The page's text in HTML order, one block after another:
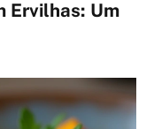
Ervilhas: Um